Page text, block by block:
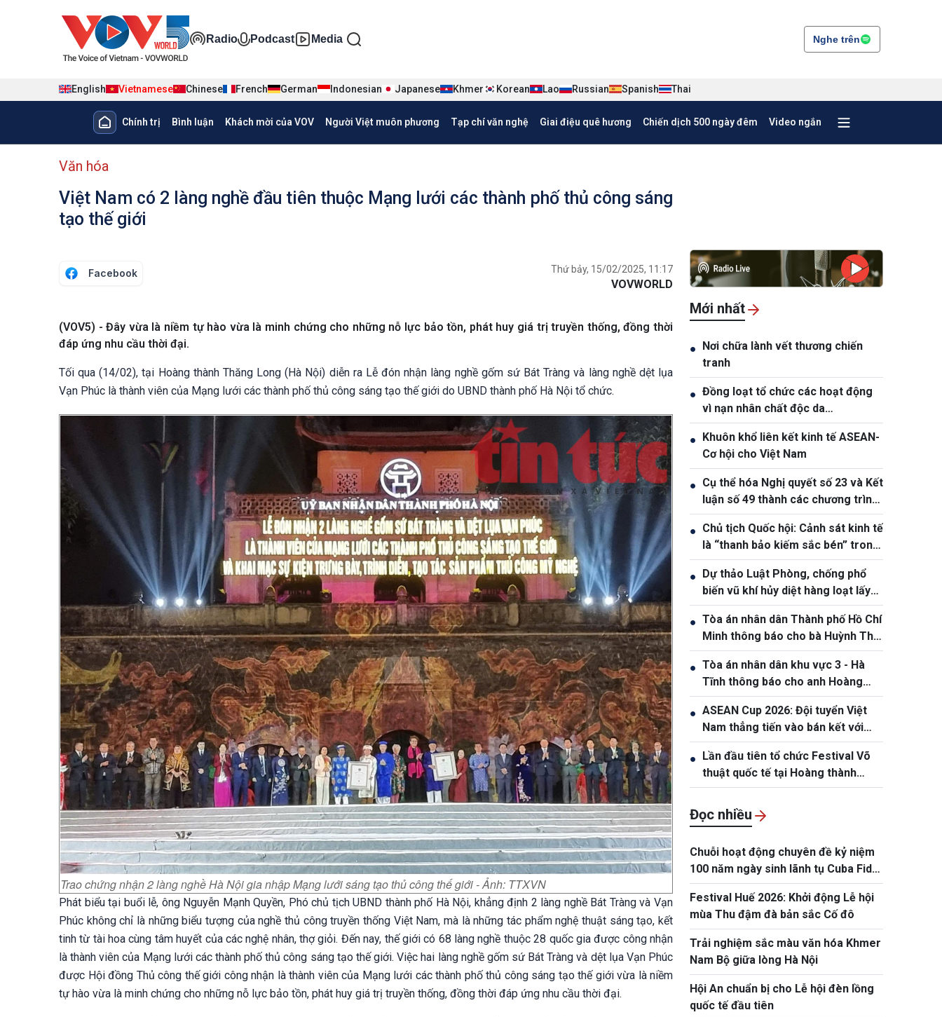
Đa phương tiện tiếng Việt
Radio Podcast Media Nghe trên
English Vietnamese Chinese French German Indonesian Japanese Khmer Korean Lao Russian Spanish Thai
Main navigation
Chính trị Bình luận Khách mời của VOV Người Việt muôn phương Tạp chí văn nghệ Giai điệu quê hương Chiến dịch 500 ngày đêm Video ngắn
menu phụ tiếng Việt
Văn hóa
Việt Nam có 2 làng nghề đầu tiên thuộc Mạng lưới các thành phố thủ công sáng
tạo thế giới
Facebook Thứ bảy, 15/02/2025, 11:17
VOVWORLD
(VOV5) - Đây vừa là niềm tự hào vừa là minh chứng cho những nỗ lực bảo tồn, phát huy giá trị truyền thống, đồng thời
đáp ứng nhu cầu thời đại.
Tối qua (14/02), tại Hoàng thành Thăng Long (Hà Nội) diễn ra Lễ đón nhận làng nghề gốm sứ Bát Tràng và làng nghề dệt lụa
Vạn Phúc là thành viên của Mạng lưới các thành phố thủ công sáng tạo thế giới do UBND thành phố Hà Nội tổ chức.
Trao chứng nhận 2 làng nghề Hà Nội gia nhập Mạng lưới sáng tạo thủ công thế giới - Ảnh: TTXVN
Phát biểu tại buổi lễ, ông Nguyễn Mạnh Quyền, Phó chủ tịch UBND thành phố Hà Nội, khẳng định 2 làng nghề Bát Tràng và Vạn
Phúc không chỉ là những biểu tượng của nghề thủ công truyền thống Việt Nam, mà là những tác phẩm nghệ thuật sáng tạo, kết
tinh từ tài hoa cùng tâm huyết của các nghệ nhân, thợ giỏi. Đến nay, thế giới có 68 làng nghề thuộc 28 quốc gia được công nhận
là thành viên của Mạng lưới các thành phố thủ công sáng tạo thế giới. Việc hai làng nghề gốm sứ Bát Tràng và dệt lụa Vạn Phúc
được Hội đồng Thủ công thế giới công nhận là thành viên của Mạng lưới các thành phố thủ công sáng tạo thế giới vừa là niềm
tự hào vừa là minh chứng cho những nỗ lực bảo tồn, phát huy giá trị truyền thống, đồng thời đáp ứng nhu cầu thời đại.
Mới nhất
● Nơi chữa lành vết thương chiến
tranh
● Đồng loạt tổ chức các hoạt động
vì nạn nhân chất độc da
cam/dioxin
● Khuôn khổ liên kết kinh tế ASEAN-
Cơ hội cho Việt Nam
● Cụ thể hóa Nghị quyết số 23 và Kết
luận số 49 thành các chương trình
hành động cụ thể
● Chủ tịch Quốc hội: Cảnh sát kinh tế
là “thanh bảo kiếm sắc bén” trong
đấu tranh phòng, chống tội phạm
● Dự thảo Luật Phòng, chống phổ
biến vũ khí hủy diệt hàng loạt lấy
phòng ngừa làm trọng tâm
● Tòa án nhân dân Thành phố Hồ Chí
Minh thông báo cho bà Huỳnh Thị
Nương và bà Huỳnh Thị Lý.
● Tòa án nhân dân khu vực 3 - Hà
Tĩnh thông báo cho anh Hoàng
Phan Anh, sinh năm 1980
● ASEAN Cup 2026: Đội tuyển Việt
Nam thẳng tiến vào bán kết với
thành tích nhất bảng
● Lần đầu tiên tổ chức Festival Võ
thuật quốc tế tại Hoàng thành
Thăng Long
Đọc nhiều
Chuỗi hoạt động chuyên đề kỷ niệm
100 năm ngày sinh lãnh tụ Cuba Fidel
Castro
Festival Huế 2026: Khởi động Lễ hội
mùa Thu đậm đà bản sắc Cố đô
Trải nghiệm sắc màu văn hóa Khmer
Nam Bộ giữa lòng Hà Nội
Hội An chuẩn bị cho Lễ hội đèn lồng
quốc tế đầu tiên